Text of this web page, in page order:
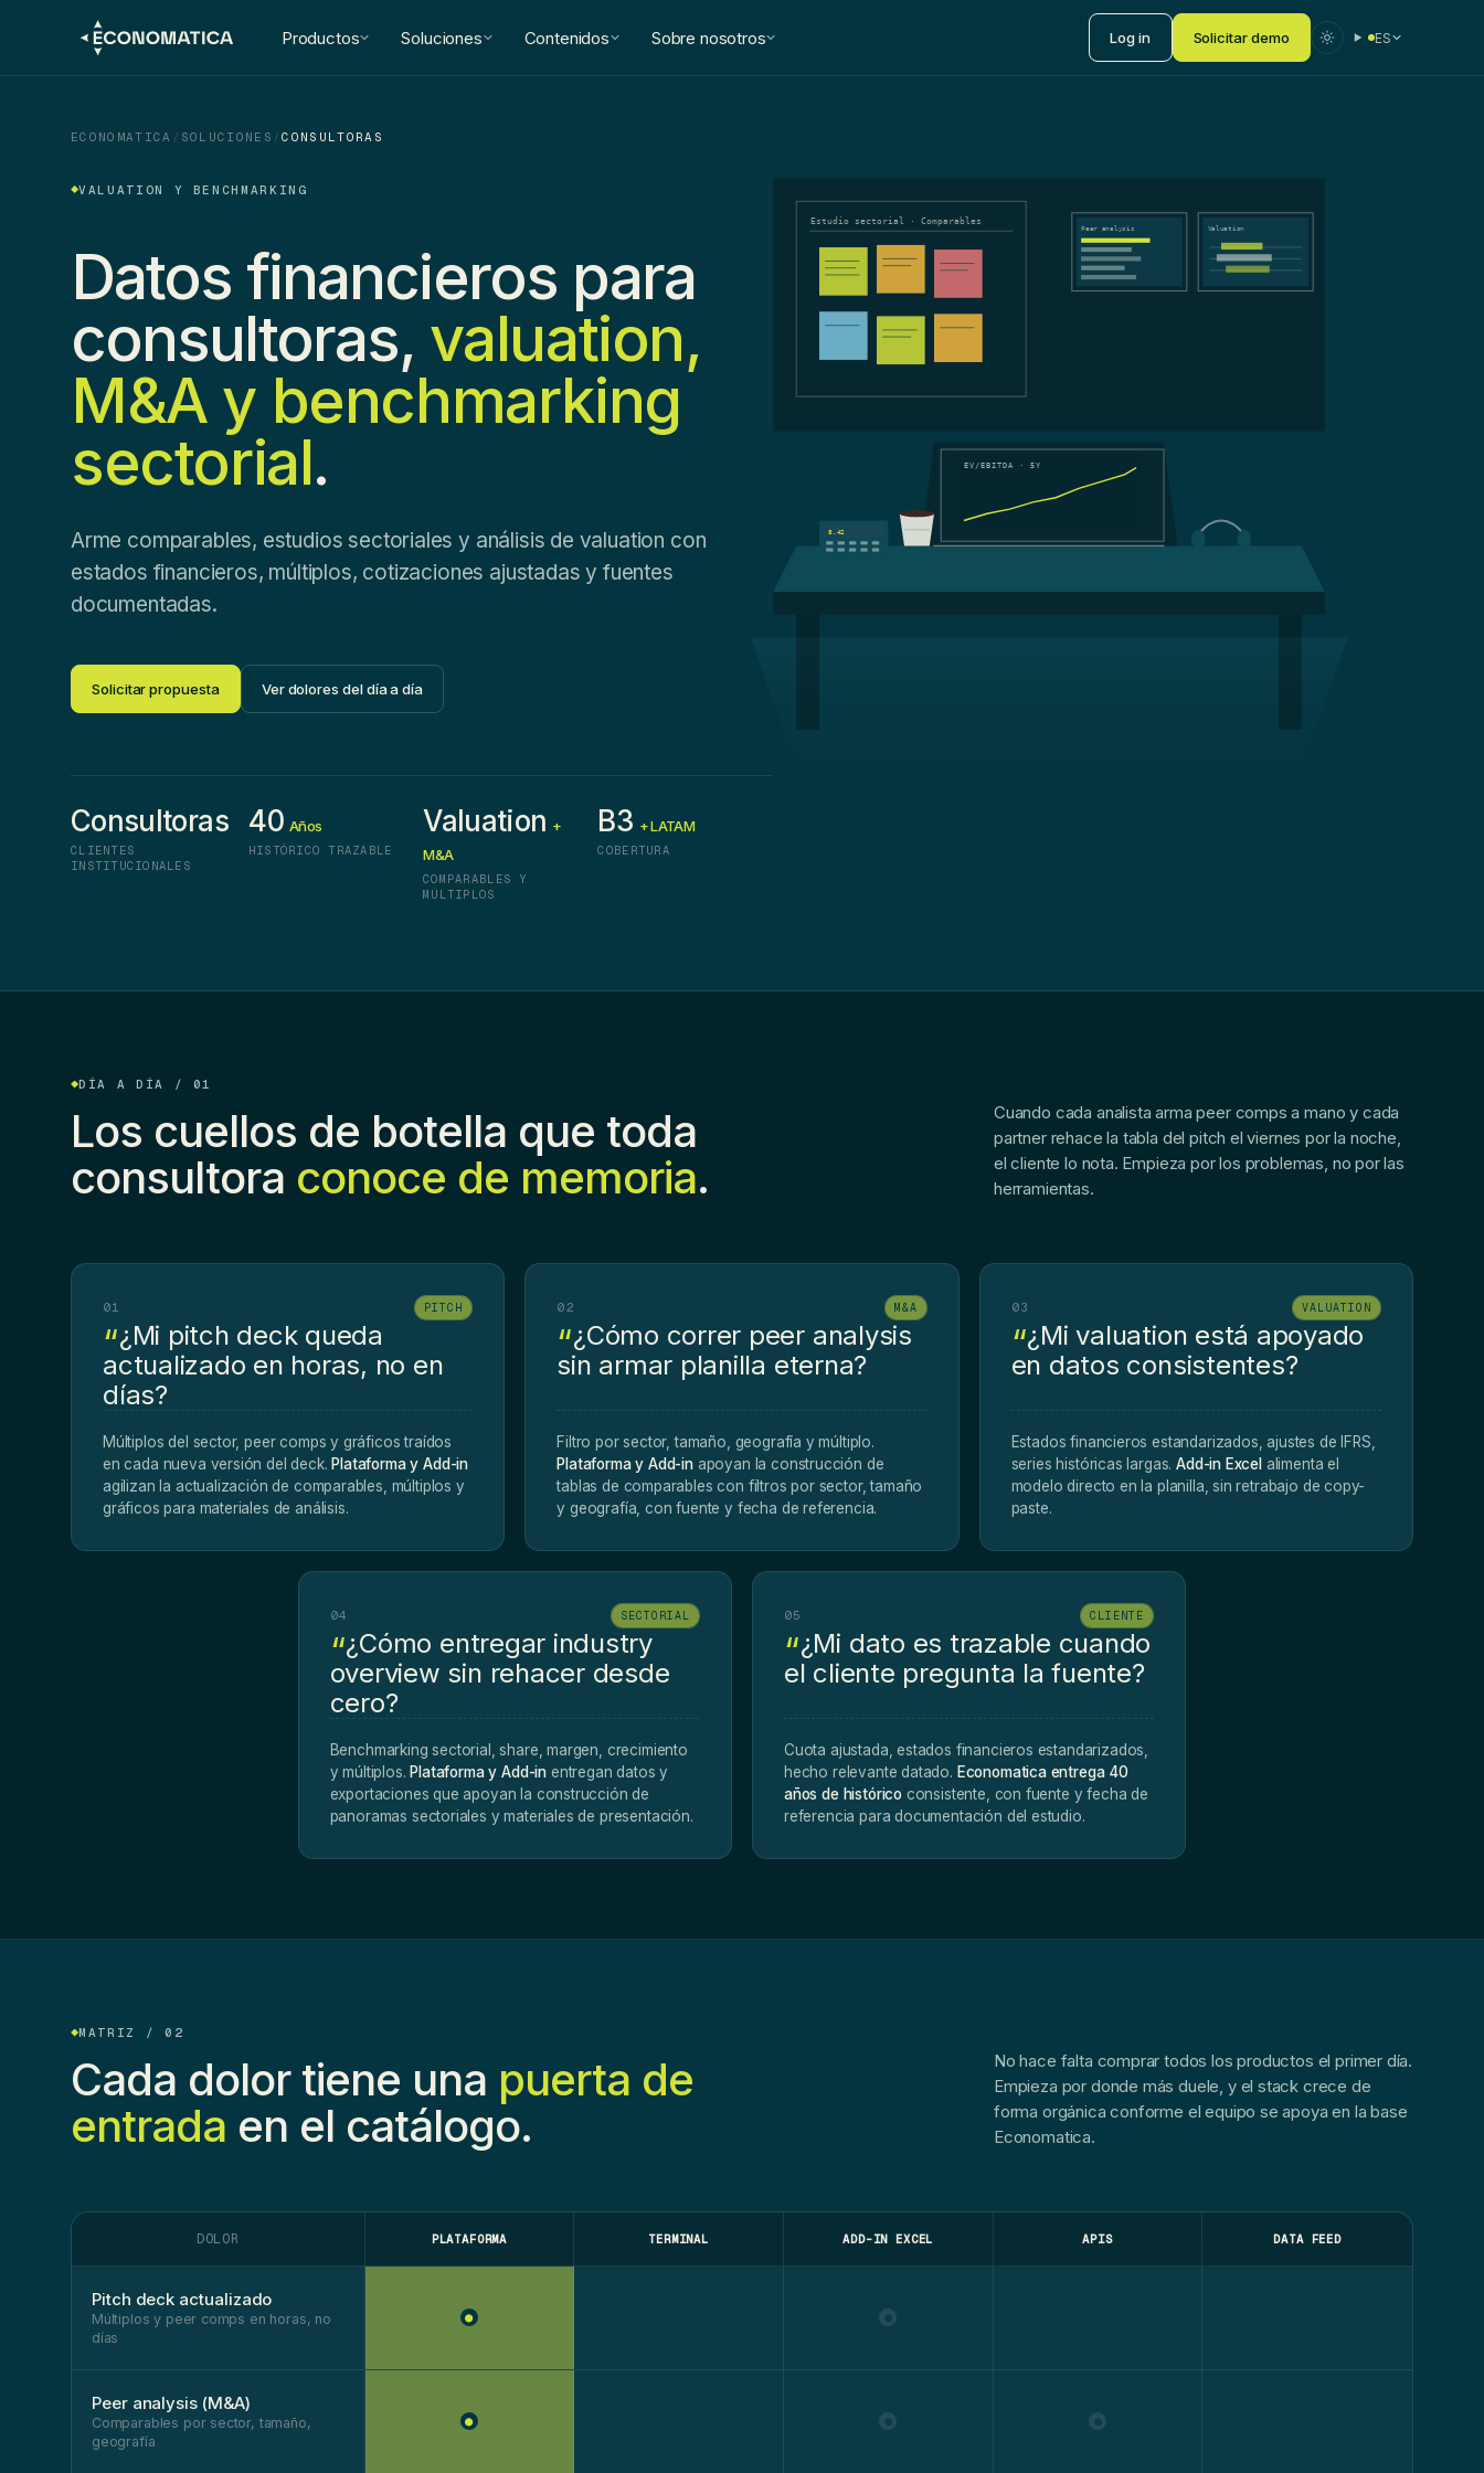
Productos Soluciones Contenidos Sobre nosotros Log in Solicitar demo ES
ECONOMATICA / SOLUCIONES /CONSULTORAS
VALUATION Y BENCHMARKING
Datos financieros para
consultoras, valuation,
M&A y benchmarking
sectorial.
Arme comparables, estudios sectoriales y análisis de valuation con
estados financieros, múltiplos, cotizaciones ajustadas y fuentes
documentadas.
Solicitar propuesta Ver dolores del día a día
Consultoras
CLIENTES
INSTITUCIONALES
40 Años
HISTÓRICO TRAZABLE
Valuation +
M&A
COMPARABLES Y
MÚLTIPLOS
B3 + LATAM
COBERTURA
Estudio sectorial · Comparables
Peer analysis Valuation
Valuation
8.42
DÍA A DÍA / 01
Los cuellos de botella que toda
consultora conoce de memoria.
Cuando cada analista arma peer comps a mano y cada
partner rehace la tabla del pitch el viernes por la noche,
el cliente lo nota. Empieza por los problemas, no por las
herramientas.
01 PITCH
¿Mi pitch deck queda
actualizado en horas, no en
días?
Múltiplos del sector, peer comps y gráficos traídos
en cada nueva versión del deck.Plataforma y Add-in
agilizan la actualización de comparables, múltiplos y
gráficos para materiales de análisis.
02 M&A
¿Cómo correr peer analysis
sin armar planilla eterna?
Filtro por sector, tamaño, geografía y múltiplo.
Plataforma y Add-inapoyan la construcción de
tablas de comparables con filtros por sector, tamaño
y geografía, con fuente y fecha de referencia.
03 VALUATION
¿Mi valuation está apoyado
en datos consistentes?
Estados financieros estandarizados, ajustes de IFRS,
series históricas largas.Add-in Excelalimenta el
modelo directo en la planilla, sin retrabajo de copy-
paste.
04 SECTORIAL
¿Cómo entregar industry
overview sin rehacer desde
cero?
Benchmarking sectorial, share, margen, crecimiento
y múltiplos.Plataforma y Add-in entregan datos y
exportaciones que apoyan la construcción de
panoramas sectoriales y materiales de presentación.
05 CLIENTE
¿Mi dato es trazable cuando
el cliente pregunta la fuente?
Cuota ajustada, estados financieros estandarizados,
hecho relevante datado. Economatica entrega 40
años de histórico consistente, con fuente y fecha de
referencia para documentación del estudio.
MATRIZ / 02
Cada dolor tiene una puerta de
entrada en el catálogo.
No hace falta comprar todos los productos el primer día.
Empieza por donde más duele, y el stack crece de
forma orgánica conforme el equipo se apoya en la base
Economatica.
DOLOR PLATAFORMA TERMINAL ADD-IN EXCEL APIS DATA FEED
Pitch deck actualizado
Múltiplos y peer comps en horas, no
días
● ●
Peer analysis (M&A)
Comparables por sector, tamaño,
geografía
● ● ●